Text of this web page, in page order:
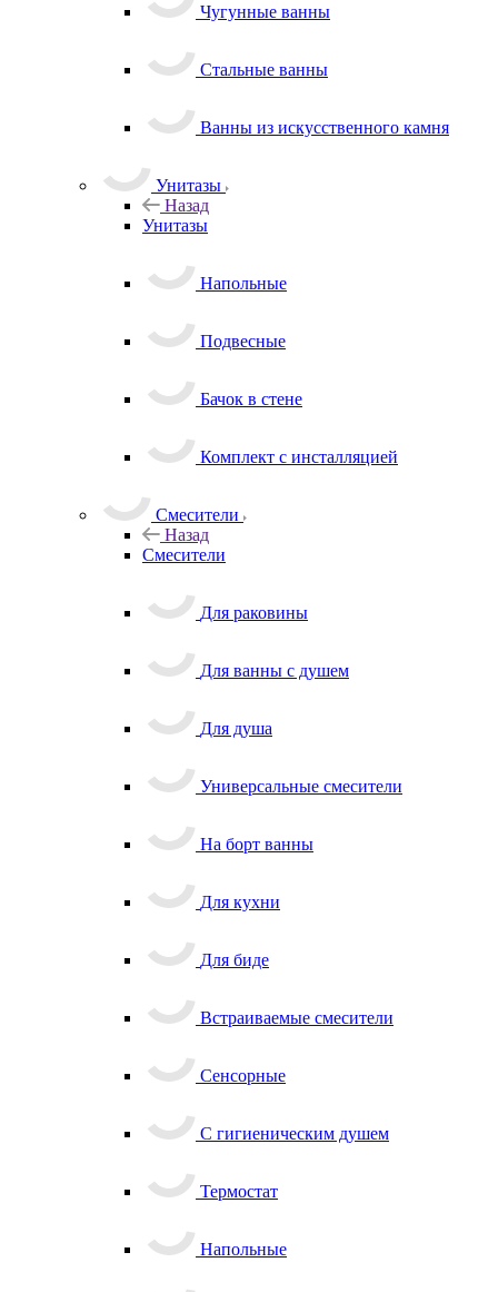
Чугунные ванны
Стальные ванны
Ванны из искусственного камня
Унитазы
Назад
Унитазы
Напольные
Подвесные
Бачок в стене
Комплект с инсталляцией
Смесители
Назад
Смесители
Для раковины
Для ванны с душем
Для душа
Универсальные смесители
На борт ванны
Для кухни
Для биде
Встраиваемые смесители
Сенсорные
С гигиеническим душем
Термостат
Напольные